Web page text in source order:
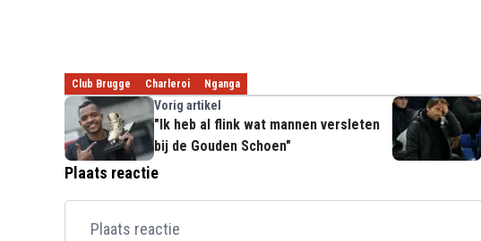
Club Brugge Charleroi Nganga
Vorig artikel
"Ik heb al flink wat mannen versleten
bij de Gouden Schoen"
Plaats reactie